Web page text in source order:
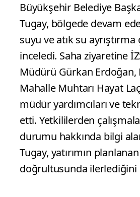
Büyükşehir Belediye
Tugay, bölgede devam
suyu ve atık su ayrıştırma
inceledi. Saha ziyaretine
Müdürü Gürkan Erdoğan,
Mahalle Muhtarı Hayat
müdür yardımcıları ve
etti. Yetkililerden
durumu hakkında bilgi
Tugay, yatırımın
doğrultusunda ilerlediğini